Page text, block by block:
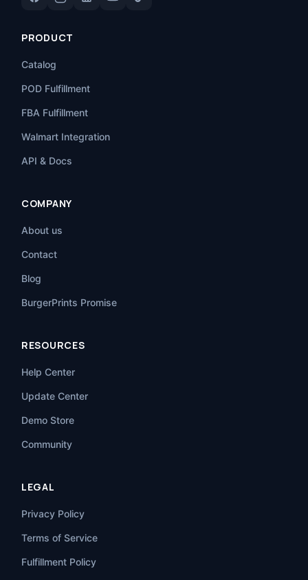
PRODUCT
Catalog
POD Fulfillment
FBA Fulfillment
Walmart Integration
API & Docs
COMPANY
About us
Contact
Blog
BurgerPrints Promise
RESOURCES
Help Center
Update Center
Demo Store
Community
LEGAL
Privacy Policy
Terms of Service
Fulfillment Policy